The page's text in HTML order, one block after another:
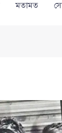
মতামত